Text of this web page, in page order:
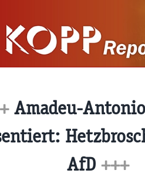
Amadeu-
AfD +++